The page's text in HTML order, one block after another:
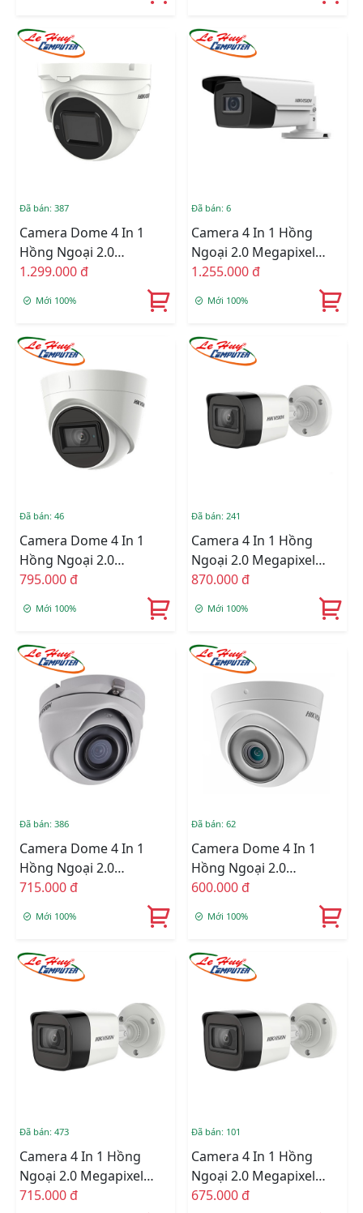
Đã bán: 387
Camera Dome 4 In 1
Hồng Ngoại 2.0
Megapixel HIKVISION
1.299.000 đ
Mới 100%
Đã bán: 6
Camera 4 In 1 Hồng
Ngoại 2.0 Megapixel
HIKVISION DS-
1.255.000 đ
Mới 100%
Đã bán: 46
Camera Dome 4 In 1
Hồng Ngoại 2.0
Megapixel HIKVISION
795.000 đ
Mới 100%
Đã bán: 241
Camera 4 In 1 Hồng
Ngoại 2.0 Megapixel
HIKVISION DS-
870.000 đ
Mới 100%
Đã bán: 386
Camera Dome 4 In 1
Hồng Ngoại 2.0
Megapixel HIKVISION
715.000 đ
Mới 100%
Đã bán: 62
Camera Dome 4 In 1
Hồng Ngoại 2.0
Megapixel HIKVISION
600.000 đ
Mới 100%
Đã bán: 473
Camera 4 In 1 Hồng
Ngoại 2.0 Megapixel
HIKVISION DS-
715.000 đ
Đã bán: 101
Camera 4 In 1 Hồng
Ngoại 2.0 Megapixel
HIKVISION DS-
675.000 đ